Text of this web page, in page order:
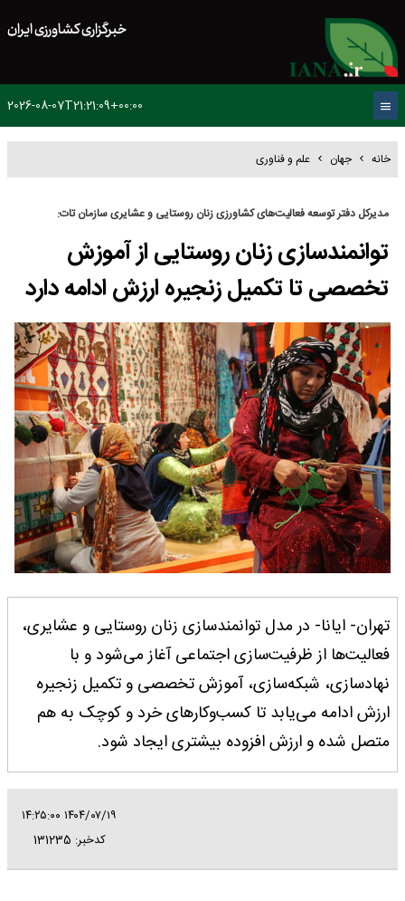
خبرگزاری کشاورزی ایران
2026-08-07T21:21:09+00:00
خانه جهان علم و فناوری
مدیرکل دفتر توسعه فعالیت‌های کشاورزی زنان روستایی و عشایری سازمان تات:
توانمندسازی زنان روستایی از آموزش
تخصصی تا تکمیل زنجیره ارزش ادامه دارد
تهران- ایانا- در مدل توانمندسازی زنان روستایی و عشایری،
فعالیت‌ها از ظرفیت‌سازی اجتماعی آغاز می‌شود و با
نهادسازی، شبکه‌سازی، آموزش تخصصی و تکمیل زنجیره
ارزش ادامه می‌یابد تا کسب‌وکارهای خرد و کوچک به هم
متصل شده و ارزش افزوده بیشتری ایجاد شود.
۱۴۰۴/۰۷/۱۹ ۱۴:۲۵:۰۰
کدخبر: 131235